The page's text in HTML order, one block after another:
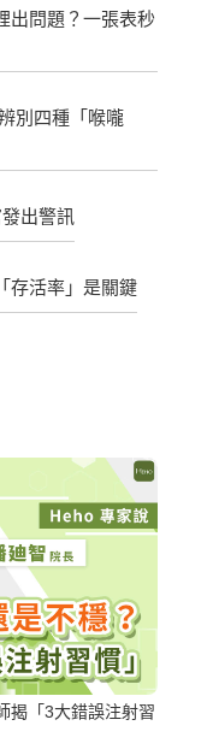
出問題？一張表秒
別四種「喉嚨
出警訊
存活率」是關鍵
揭「3大錯誤注射習